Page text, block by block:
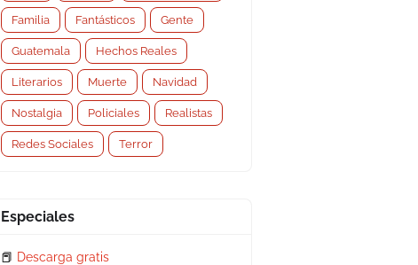
Familia Fantásticos Gente
Guatemala Hechos Reales
Literarios Muerte Navidad
Nostalgia Policiales Realistas
Redes Sociales Terror
Especiales
📕 Descarga gratis